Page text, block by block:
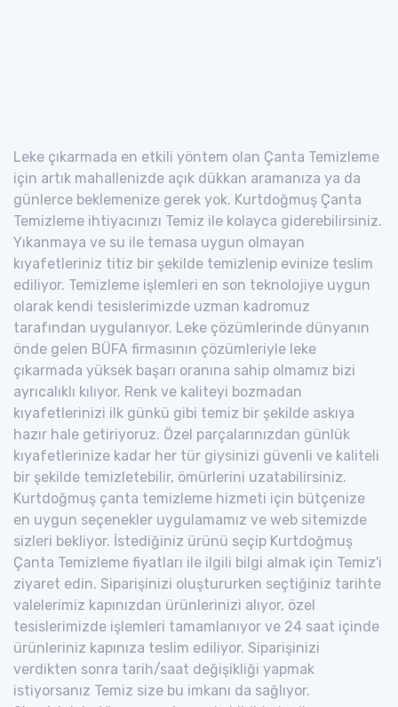
Leke çıkarmada en etkili yöntem olan Çanta Temizleme
için artık mahallenizde açık dükkan aramanıza ya da
günlerce beklemenize gerek yok. Kurtdoğmuş Çanta
Temizleme ihtiyacınızı Temiz ile kolayca giderebilirsiniz.
Yıkanmaya ve su ile temasa uygun olmayan
kıyafetleriniz titiz bir şekilde temizlenip evinize teslim
ediliyor. Temizleme işlemleri en son teknolojiye uygun
olarak kendi tesislerimizde uzman kadromuz
tarafından uygulanıyor. Leke çözümlerinde dünyanın
önde gelen BÜFA firmasının çözümleriyle leke
çıkarmada yüksek başarı oranına sahip olmamız bizi
ayrıcalıklı kılıyor. Renk ve kaliteyi bozmadan
kıyafetlerinizi ilk günkü gibi temiz bir şekilde askıya
hazır hale getiriyoruz. Özel parçalarınızdan günlük
kıyafetlerinize kadar her tür giysinizi güvenli ve kaliteli
bir şekilde temizletebilir, ömürlerini uzatabilirsiniz.
Kurtdoğmuş çanta temizleme hizmeti için bütçenize
en uygun seçenekler uygulamamız ve web sitemizde
sizleri bekliyor. İstediğiniz ürünü seçip Kurtdoğmuş
Çanta Temizleme fiyatları ile ilgili bilgi almak için Temiz'i
ziyaret edin. Siparişinizi oluştururken seçtiğiniz tarihte
valelerimiz kapınızdan ürünlerinizi alıyor, özel
tesislerimizde işlemleri tamamlanıyor ve 24 saat içinde
ürünleriniz kapınıza teslim ediliyor. Siparişinizi
verdikten sonra tarih/saat değişikliği yapmak
istiyorsanız Temiz size bu imkanı da sağlıyor.